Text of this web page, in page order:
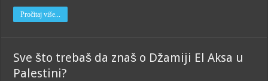
Pročitaj više...
Sve što trebaš da znaš o Džamiji El Aksa u
Palestini?